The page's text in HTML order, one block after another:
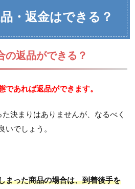
・返金はできる？
の返品ができる？
であれば返品ができます。
た決まりはありませんが、なるべく
いでしょう。
まった商品の場合は、到着後手を